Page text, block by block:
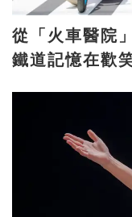
從「火車醫院
鐵道記憶在歡